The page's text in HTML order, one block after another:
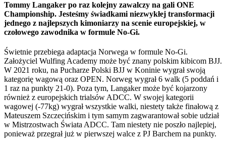
Tommy Langaker po raz kolejny zawalczy na gali ONE
Championship. Jesteśmy świadkami niezwykłej transformacji
jednego z najlepszych kimoniarzy na scenie europejskiej, w
czołowego zawodnika w formule No-Gi.
Świetnie przebiega adaptacja Norwega w formule No-Gi.
Założyciel Wulfing Academy może być znany polskim kibicom BJJ.
W 2021 roku, na Pucharze Polski BJJ w Koninie wygrał swoją
kategorię wagową oraz OPEN. Norweg wygrał 6 walk (5 poddań i
1 raz na punkty 21-0). Poza tym, Langaker może być kojarzony
również z europejskich trialsów ADCC. W swojej kategorii
wagowej (-77kg) wygrał wszystkie walki, niestety także finałową z
Mateuszem Szczecińskim i tym samym zagwarantował sobie udział
w Mistrzostwach Świata ADCC. Tam niestety nie poszło najlepiej,
ponieważ przegrał już w pierwszej walce z PJ Barchem na punkty.